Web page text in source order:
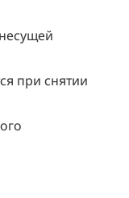
при снятии